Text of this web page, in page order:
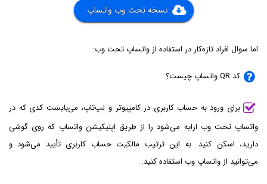
نسخه تحت وب واتساپ
اما سوال افراد تازه‌کار در استفاده از واتساپ تحت وب:
کد QR واتساپ چیست؟
برای ورود به حساب کاربری در کامپیوتر و لپ‌تاپ، می‌بایست کدی که در
واتساپ تحت وب ارایه می‌شود را از طریق اپلیکیشن واتساپ که روی گوشی
دارید، اسکن کنید. به این ترتیب مالکیت حساب کاربری تأیید می‌شود و
می‌توانید از واتساپ وب استفاده کنید.